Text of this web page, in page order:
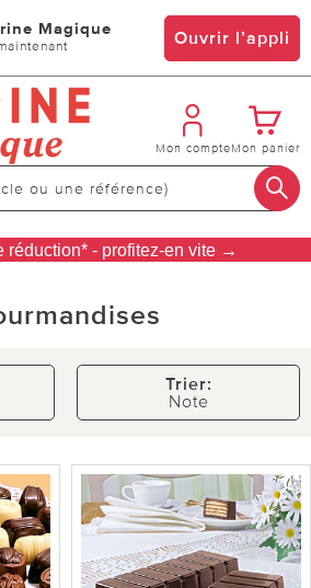
Magique Ouvrir l’appli
Mon compteMon panier
réduction* - profitez-en vite →
Trier:
Note